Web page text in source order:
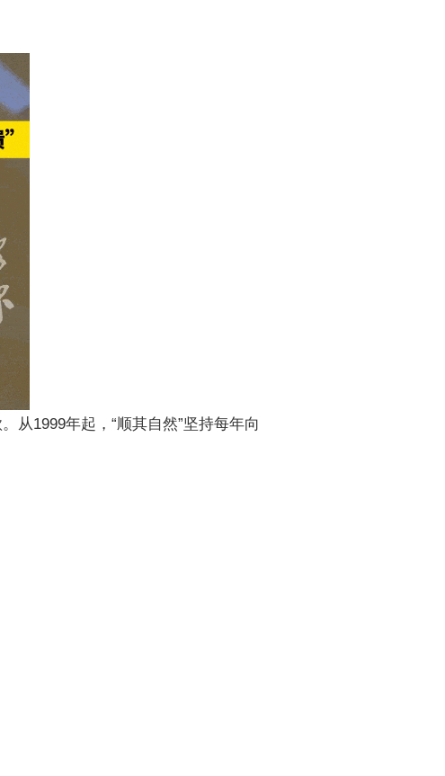
从1999年起，“顺其自然”坚持每年向